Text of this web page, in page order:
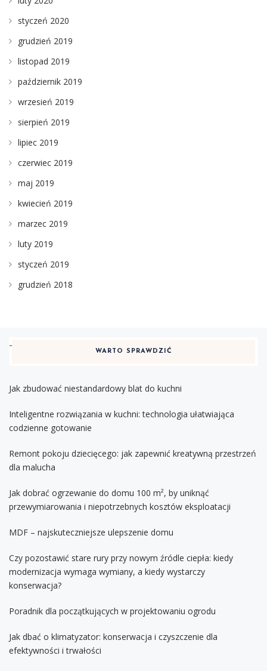
styczeń 2020
grudzień 2019
listopad 2019
październik 2019
wrzesień 2019
sierpień 2019
lipiec 2019
czerwiec 2019
maj 2019
kwiecień 2019
marzec 2019
luty 2019
styczeń 2019
grudzień 2018
WARTO SPRAWDZIĆ
Jak zbudować niestandardowy blat do kuchni
Inteligentne rozwiązania w kuchni: technologia ułatwiająca
codzienne gotowanie
Remont pokoju dziecięcego: jak zapewnić kreatywną przestrzeń
dla malucha
Jak dobrać ogrzewanie do domu 100 m², by uniknąć
przewymiarowania i niepotrzebnych kosztów eksploatacji
MDF – najskuteczniejsze ulepszenie domu
Czy pozostawić stare rury przy nowym źródle ciepła: kiedy
modernizacja wymaga wymiany, a kiedy wystarczy
konserwacja?
Poradnik dla początkujących w projektowaniu ogrodu
Jak dbać o klimatyzator: konserwacja i czyszczenie dla
efektywności i trwałości